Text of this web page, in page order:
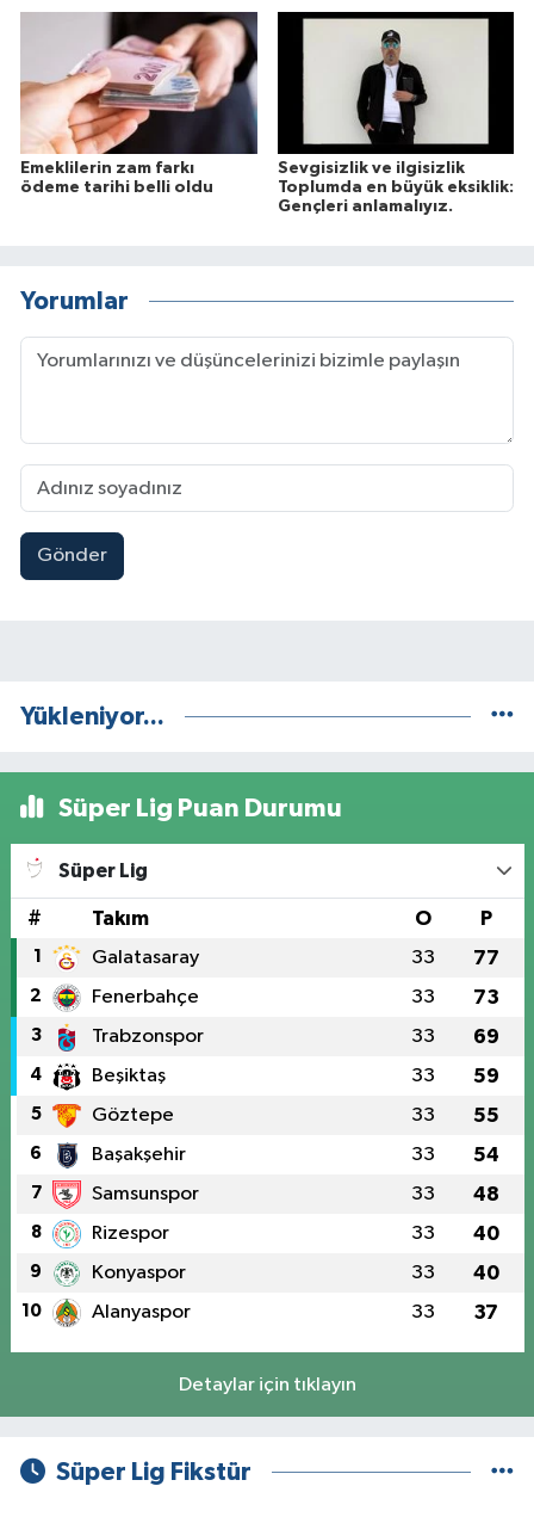
Emeklilerin zam farkı
ödeme tarihi belli oldu
Sevgisizlik ve ilgisizlik
Toplumda en büyük eksiklik:
Gençleri anlamalıyız.
Yorumlar
Gönder
Yükleniyor...
Süper Lig Puan Durumu
Süper Lig
# Takım O P
1 Galatasaray 33 77
2 Fenerbahçe 33 73
3 Trabzonspor 33 69
4 Beşiktaş 33 59
5 Göztepe 33 55
6 Başakşehir 33 54
7 Samsunspor 33 48
8 Rizespor 33 40
9 Konyaspor 33 40
10 Alanyaspor 33 37
Detaylar için tıklayın
Süper Lig Fikstür